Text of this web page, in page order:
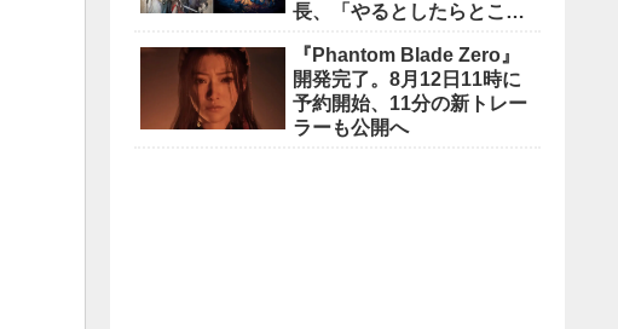
長、「やるとしたらとこと
『Phantom Blade Zero』
開発完了。8月12日11時に
予約開始、11分の新トレー
ラーも公開へ